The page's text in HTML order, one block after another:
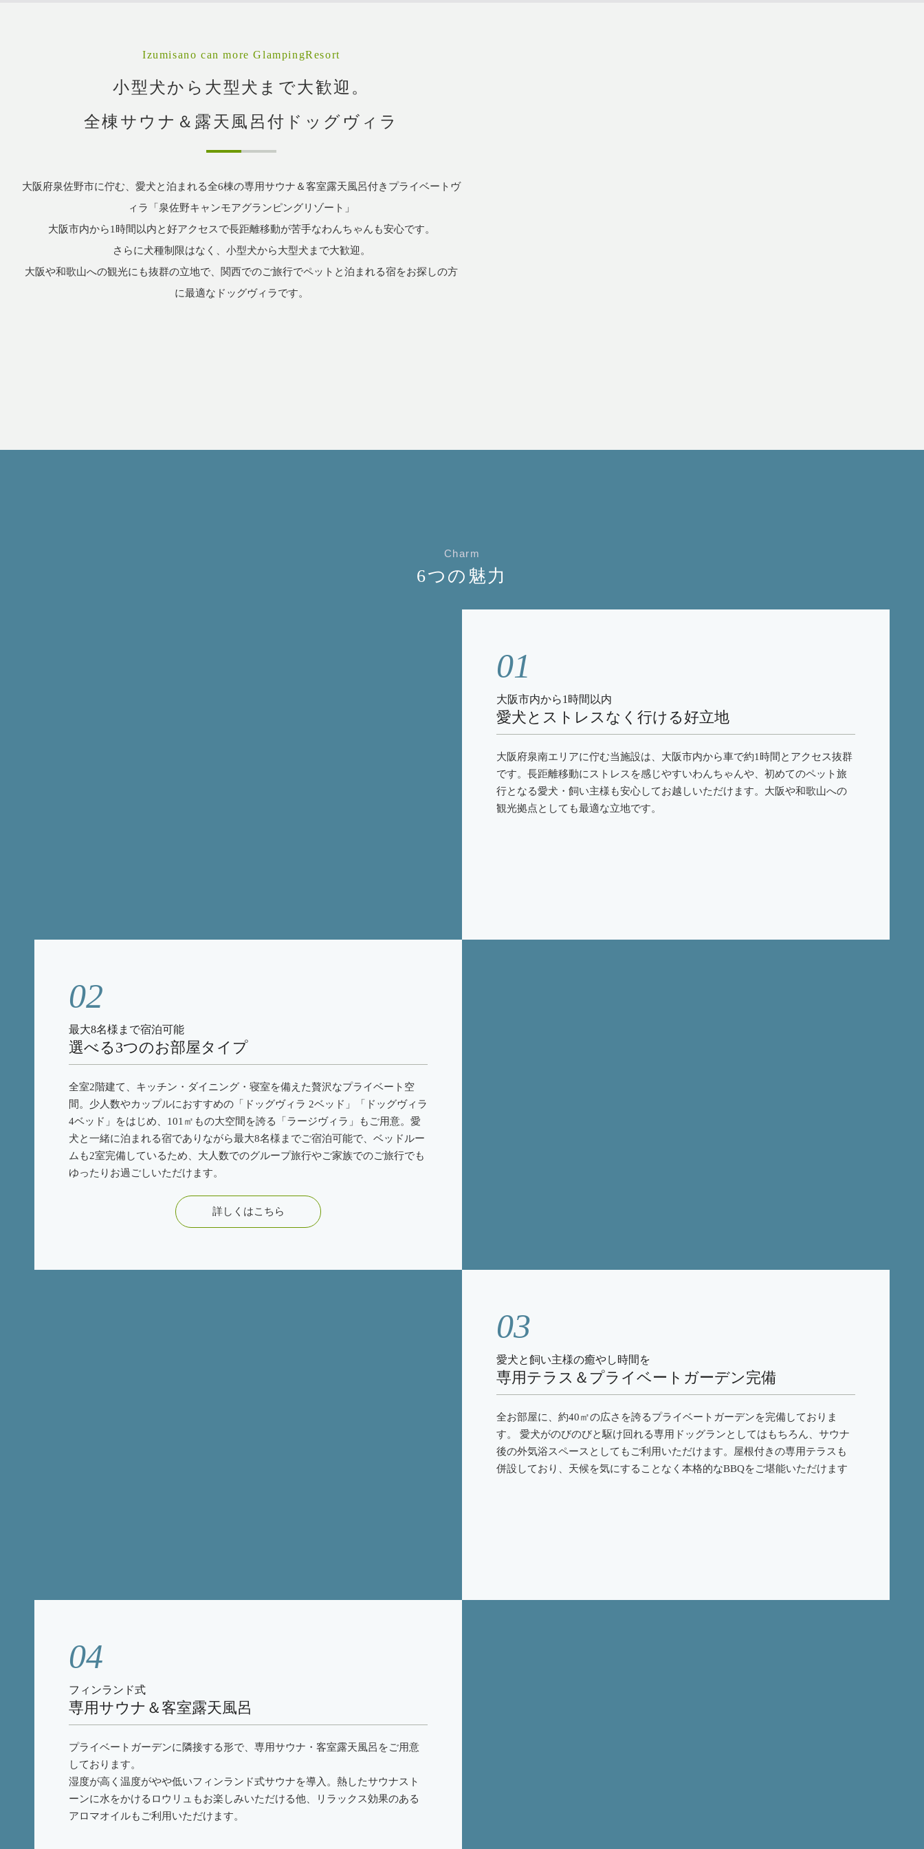
Izumisano can more GlampingResort
小型犬から大型犬まで大歓迎。
全棟サウナ＆露天風呂付ドッグヴィラ
大阪府泉佐野市に佇む、愛犬と泊まれる全6棟の専用サウナ＆客室露天風呂付きプライベートヴ
ィラ「泉佐野キャンモアグランピングリゾート」
大阪市内から1時間以内と好アクセスで長距離移動が苦手なわんちゃんも安心です。
さらに犬種制限はなく、小型犬から大型犬まで大歓迎。
大阪や和歌山への観光にも抜群の立地で、関西でのご旅行でペットと泊まれる宿をお探しの方
に最適なドッグヴィラです。
Charm
6つの魅力
01
大阪市内から1時間以内
愛犬とストレスなく行ける好立地
大阪府泉南エリアに佇む当施設は、大阪市内から車で約1時間とアクセス抜群
です。長距離移動にストレスを感じやすいわんちゃんや、初めてのペット旅
行となる愛犬・飼い主様も安心してお越しいただけます。大阪や和歌山への
観光拠点としても最適な立地です。
02
最大8名様まで宿泊可能
選べる3つのお部屋タイプ
全室2階建て、キッチン・ダイニング・寝室を備えた贅沢なプライベート空
間。少人数やカップルにおすすめの「ドッグヴィラ 2ベッド」「ドッグヴィラ
4ベッド」をはじめ、101㎡もの大空間を誇る「ラージヴィラ」もご用意。愛
犬と一緒に泊まれる宿でありながら最大8名様までご宿泊可能で、ベッドルー
ムも2室完備しているため、大人数でのグループ旅行やご家族でのご旅行でも
ゆったりお過ごしいただけます。
詳しくはこちら
03
愛犬と飼い主様の癒やし時間を
専用テラス＆プライベートガーデン完備
全お部屋に、約40㎡の広さを誇るプライベートガーデンを完備しておりま
す。 愛犬がのびのびと駆け回れる専用ドッグランとしてはもちろん、サウナ
後の外気浴スペースとしてもご利用いただけます。屋根付きの専用テラスも
併設しており、天候を気にすることなく本格的なBBQをご堪能いただけます
04
フィンランド式
専用サウナ＆客室露天風呂
プライベートガーデンに隣接する形で、専用サウナ・客室露天風呂をご用意
しております。
湿度が高く温度がやや低いフィンランド式サウナを導入。熱したサウナスト
ーンに水をかけるロウリュもお楽しみいただける他、リラックス効果のある
アロマオイルもご利用いただけます。